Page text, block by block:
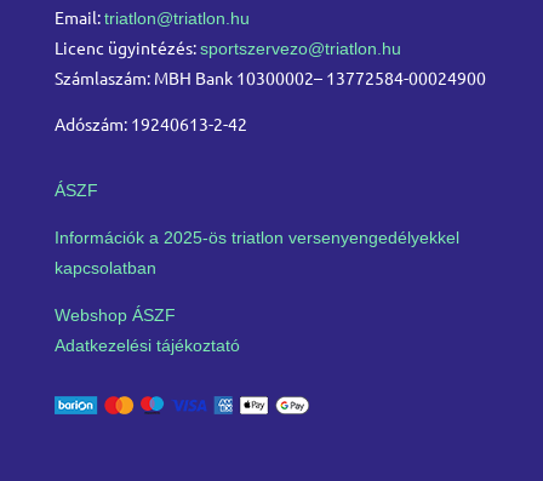
Email:triatlon@triatlon.hu
Licenc ügyintézés:sportszervezo@triatlon.hu
Számlaszám: MBH Bank 10300002– 13772584-00024900
Adószám: 19240613-2-42
ÁSZF
Információk a 2025-ös triatlon versenyengedélyekkel
kapcsolatban
Webshop ÁSZF
Adatkezelési tájékoztató